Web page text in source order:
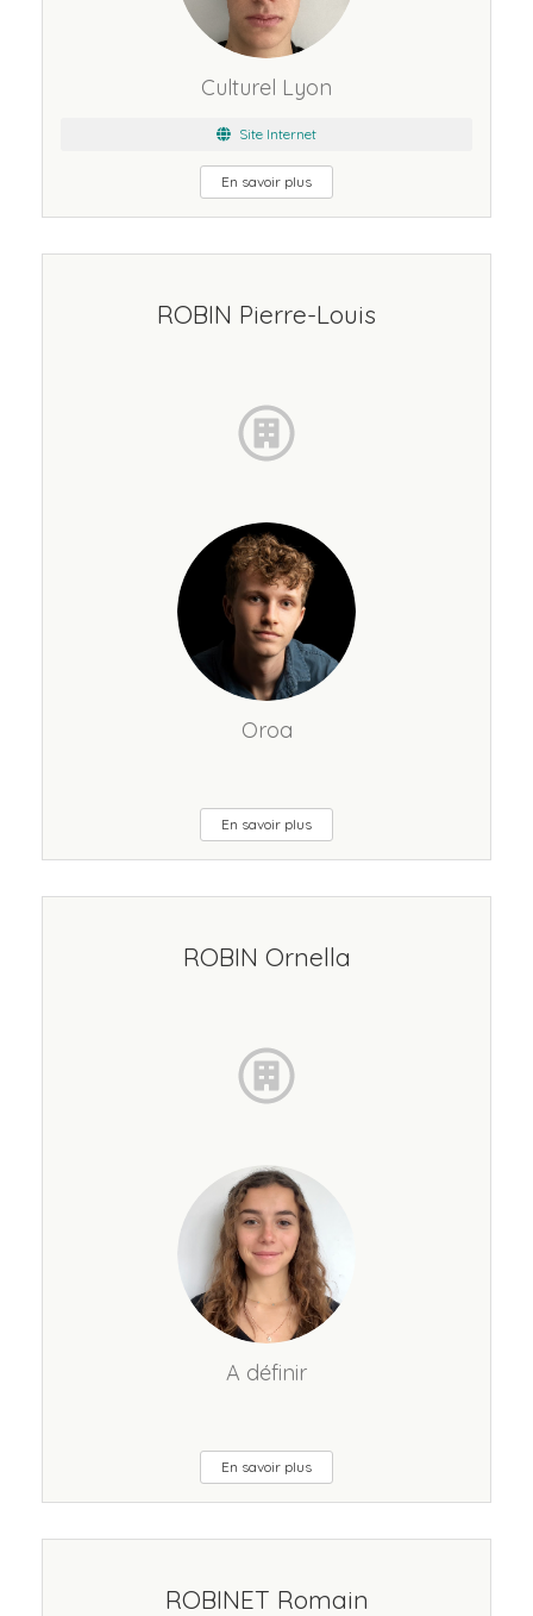
Culturel Lyon
Site Internet
En savoir plus
ROBIN Pierre-Louis
Oroa
En savoir plus
ROBIN Ornella
A définir
En savoir plus
ROBINET Romain